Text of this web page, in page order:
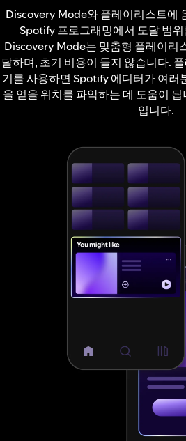
Discovery Mode와 플레이리스트에
Spotify 프로그래밍에서 도달 범
Discovery Mode는 맞춤형 플레이리
달하며, 초기 비용이 들지 않습니다.
기를 사용하면 Spotify 에디터가 여러
을 얻을 위치를 파악하는 데 도움이
입니다.